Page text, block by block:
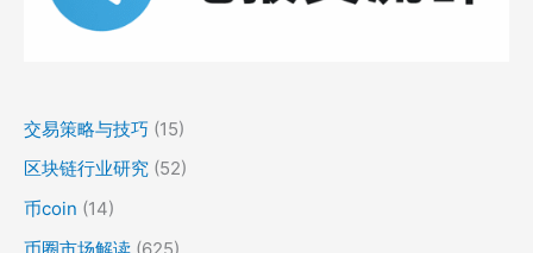
交易策略与技巧 (15)
区块链行业研究 (52)
币coin (14)